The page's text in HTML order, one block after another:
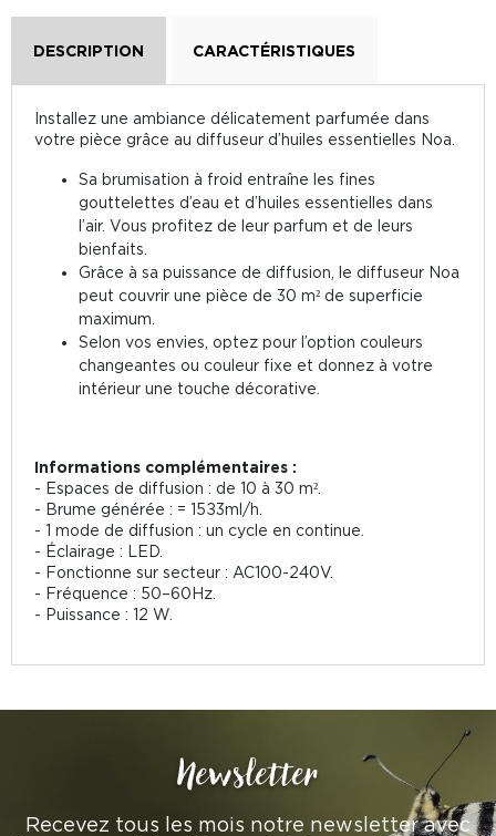
DESCRIPTION CARACTÉRISTIQUES
Installez une ambiance délicatement parfumée dans
votre pièce grâce au diffuseur d’huiles essentielles Noa.
Sa brumisation à froid entraîne les fines
gouttelettes d’eau et d’huiles essentielles dans
l’air. Vous profitez de leur parfum et de leurs
bienfaits.
Grâce à sa puissance de diffusion, le diffuseur Noa
peut couvrir une pièce de 30 m² de superficie
maximum.
Selon vos envies, optez pour l’option couleurs
changeantes ou couleur fixe et donnez à votre
intérieur une touche décorative.
Informations complémentaires :
- Espaces de diffusion : de 10 à 30 m².
- Brume générée : = 15±3ml/h.
- 1 mode de diffusion : un cycle en continue.
- Éclairage : LED.
- Fonctionne sur secteur : AC100-240V.
- Fréquence : 50–60Hz.
- Puissance : 12 W.
Newsletter
Recevez tous les mois notre newsletter avec